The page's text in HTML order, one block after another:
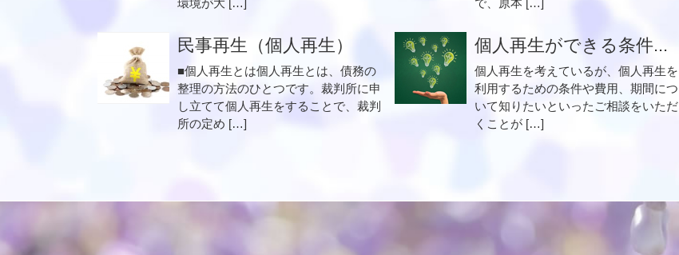
民事再生（個人再生）
■個人再生とは個人再生とは、債務の
整理の方法のひとつです。裁判所に申
し立てて個人再生をすることで、裁判
所の定め […]
個人再生ができる条件...
個人再生を考えているが、個人再生を
利用するための条件や費用、期間につ
いて知りたいといったご相談をいただ
くことが […]